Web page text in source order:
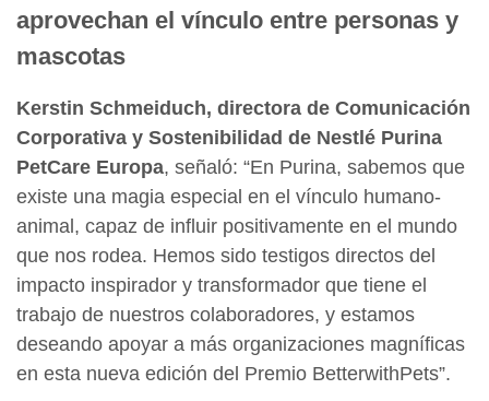
aprovechan el vínculo entre personas y
mascotas
Kerstin Schmeiduch, directora de Comunicación
Corporativa y Sostenibilidad de Nestlé Purina
PetCare Europa, señaló: “En Purina, sabemos que
existe una magia especial en el vínculo humano-
animal, capaz de influir positivamente en el mundo
que nos rodea. Hemos sido testigos directos del
impacto inspirador y transformador que tiene el
trabajo de nuestros colaboradores, y estamos
deseando apoyar a más organizaciones magníficas
en esta nueva edición del Premio BetterwithPets”.